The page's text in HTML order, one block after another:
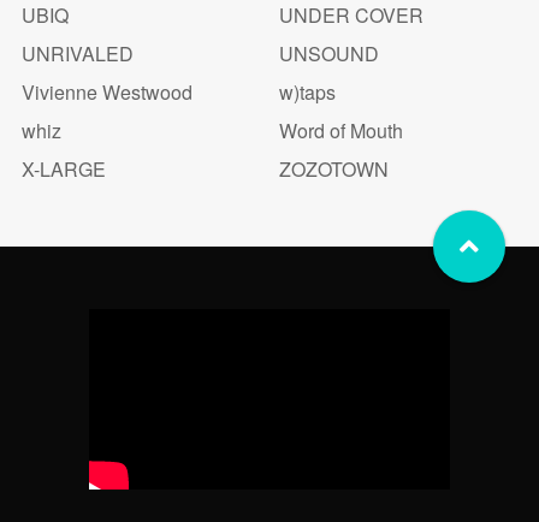
UBIQ
UNDER COVER
UNRIVALED
UNSOUND
Vivienne Westwood
w)taps
whiz
Word of Mouth
X-LARGE
ZOZOTOWN